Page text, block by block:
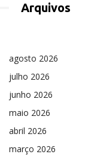
Arquivos
agosto 2026
julho 2026
junho 2026
maio 2026
abril 2026
março 2026